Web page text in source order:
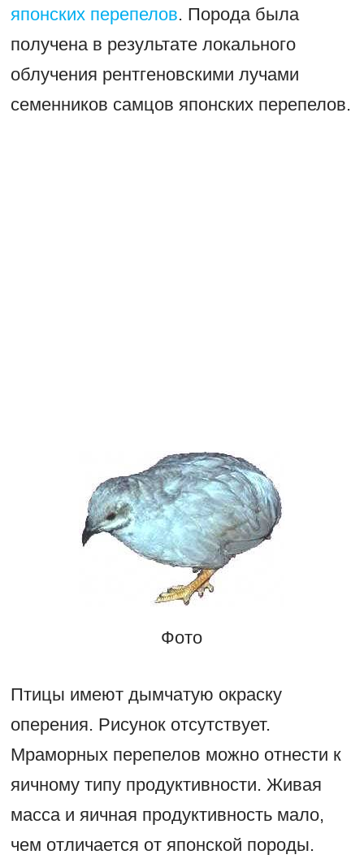
японских перепелов. Порода была
получена в результате локального
облучения рентгеновскими лучами
семенников самцов японских перепелов.
Фото
Птицы имеют дымчатую окраску
оперения. Рисунок отсутствует.
Мраморных перепелов можно отнести к
яичному типу продуктивности. Живая
масса и яичная продуктивность мало,
чем отличается от японской породы.